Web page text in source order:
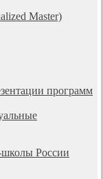
Master)
программ
России